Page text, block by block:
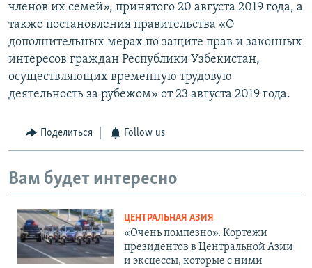
членов их семей», принятого 20 августа 2019 года, а
также постановления правительства «О
дополнительных мерах по защите прав и законных
интересов граждан Республики Узбекистан,
осуществляющих временную трудовую
деятельность за рубежом» от 23 августа 2019 года.
Поделиться Follow us
Вам будет интересно
ЦЕНТРАЛЬНАЯ АЗИЯ
«Очень помпезно». Кортежи
президентов в Центральной Азии
и эксцессы, которые с ними